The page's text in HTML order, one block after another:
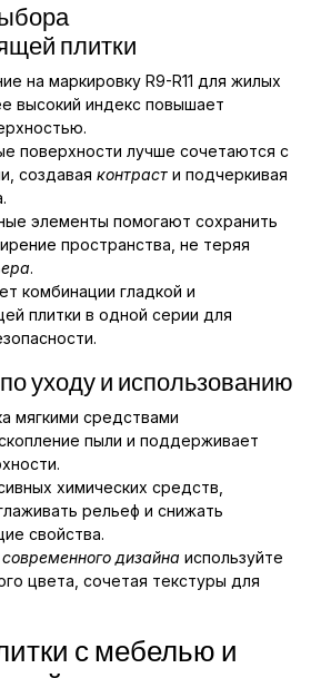
плитки
на маркировку R9-R11 для жилых
высокий индекс повышает
поверхности лучше сочетаются с
создавая контраст и подчеркивая
элементы помогают сохранить
пространства, не теряя
.
комбинации гладкой и
плитки в одной серии для
уходу и использованию
мягкими средствами
пыли и поддерживает
химических средств,
рельеф и снижать
свойства.
современного дизайна используйте
цвета, сочетая текстуры для
с мебелью и